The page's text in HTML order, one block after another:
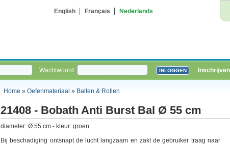
English Français Nederlands
Wachtwoord: Inschrijven
Home» Oefenmateriaal » Ballen & Rollen
21408 - Bobath Anti Burst Bal Ø 55 cm
diameter: Ø 55 cm - kleur: groen
Bij beschadiging ontsnapt de lucht langzaam en zakt de gebruiker traag naar